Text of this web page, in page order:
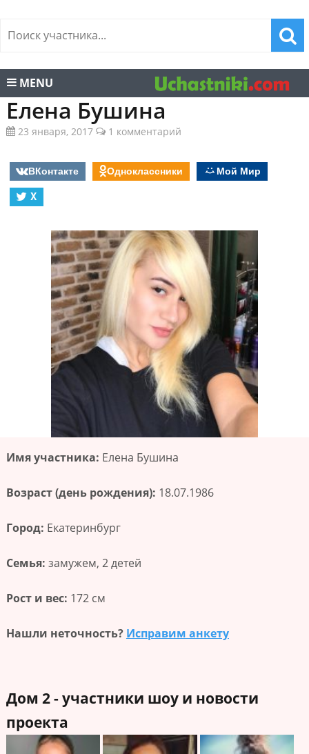
MENU
Елена Бушина
23 января, 2017 1 комментарий
ВКонтакте Одноклассники
Мой Мир
X
Имя участника: Елена Бушина
Возраст (день рождения): 18.07.1986
Город: Екатеринбург
Семья: замужем, 2 детей
Рост и вес: 172 см
Нашли неточность? Исправим анкету
Дом 2 - участники шоу и новости
проекта